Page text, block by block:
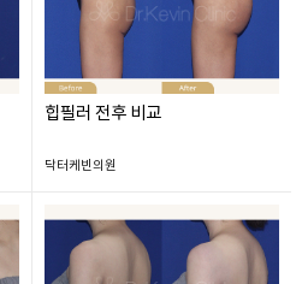
힙필러 전후 비교
닥터케빈의원